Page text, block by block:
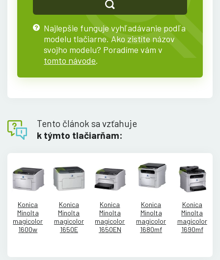
?
Najlepšie funguje vyhľadávanie podľa
modelu tlačiarne. Ako zistíte názov
svojho modelu? Poradíme vám v
tomto návode.
Tento článok sa vzťahuje
k týmto tlačiarňam:
Konica
Minolta
magicolor
1600w
Konica
Minolta
magicolor
1650E
Konica
Minolta
magicolor
1650EN
Konica
Minolta
magicolor
1680mf
Konica
Minolta
magicolor
1690mf